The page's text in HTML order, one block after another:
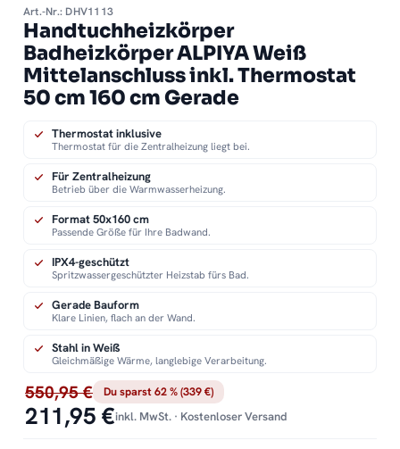
Art.-Nr.: DHV1113
Handtuchheizkörper
Badheizkörper ALPIYA Weiß
Mittelanschluss inkl. Thermostat
50 cm 160 cm Gerade
550,95 € Du sparst 62 % (339 €)
211,95 €inkl. MwSt. · Kostenloser Versand
Thermostat inklusive
Thermostat für die Zentralheizung liegt bei.
Für Zentralheizung
Betrieb über die Warmwasserheizung.
Format 50x160 cm
Passende Größe für Ihre Badwand.
IPX4-geschützt
Spritzwassergeschützter Heizstab fürs Bad.
Gerade Bauform
Klare Linien, flach an der Wand.
Stahl in Weiß
Gleichmäßige Wärme, langlebige Verarbeitung.